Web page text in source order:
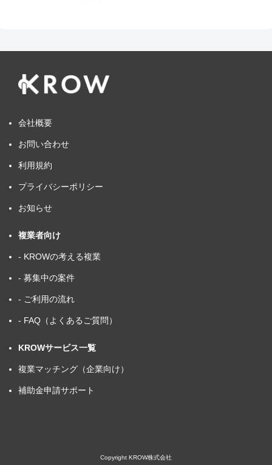
会社概要
お問い合わせ
利用規約
プライバシーポリシー
お知らせ
複業者向け
- KROWの考える複業
- 募集中の案件
- ご利用の流れ
- FAQ（よくあるご質問）
KROWサービス一覧
複業マッチング（企業向け）
補助金申請サポート
Copyright KROW株式会社